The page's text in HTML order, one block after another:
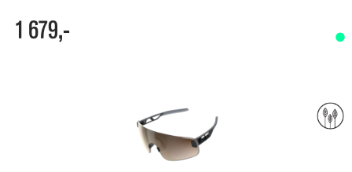
1 679,-